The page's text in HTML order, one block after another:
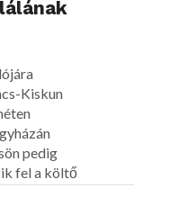
Kiskun
pedig
fel a költő